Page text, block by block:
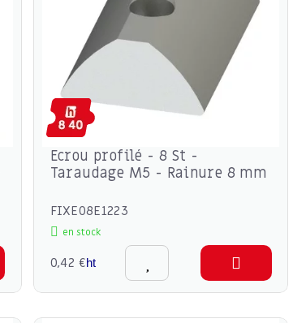
Ecrou profilé - 8 St -
Taraudage M5 - Rainure 8 mm
FIXE08E1223
en stock
0,42 €ht